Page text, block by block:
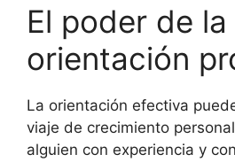
El poder de la
orientación
La orientación efectiva
viaje de crecimiento
alguien con experiencia y